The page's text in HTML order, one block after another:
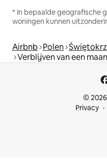
* In bepaalde geografische
woningen kunnen
Airbnb Polen
Verblijven van een
©
Privacy